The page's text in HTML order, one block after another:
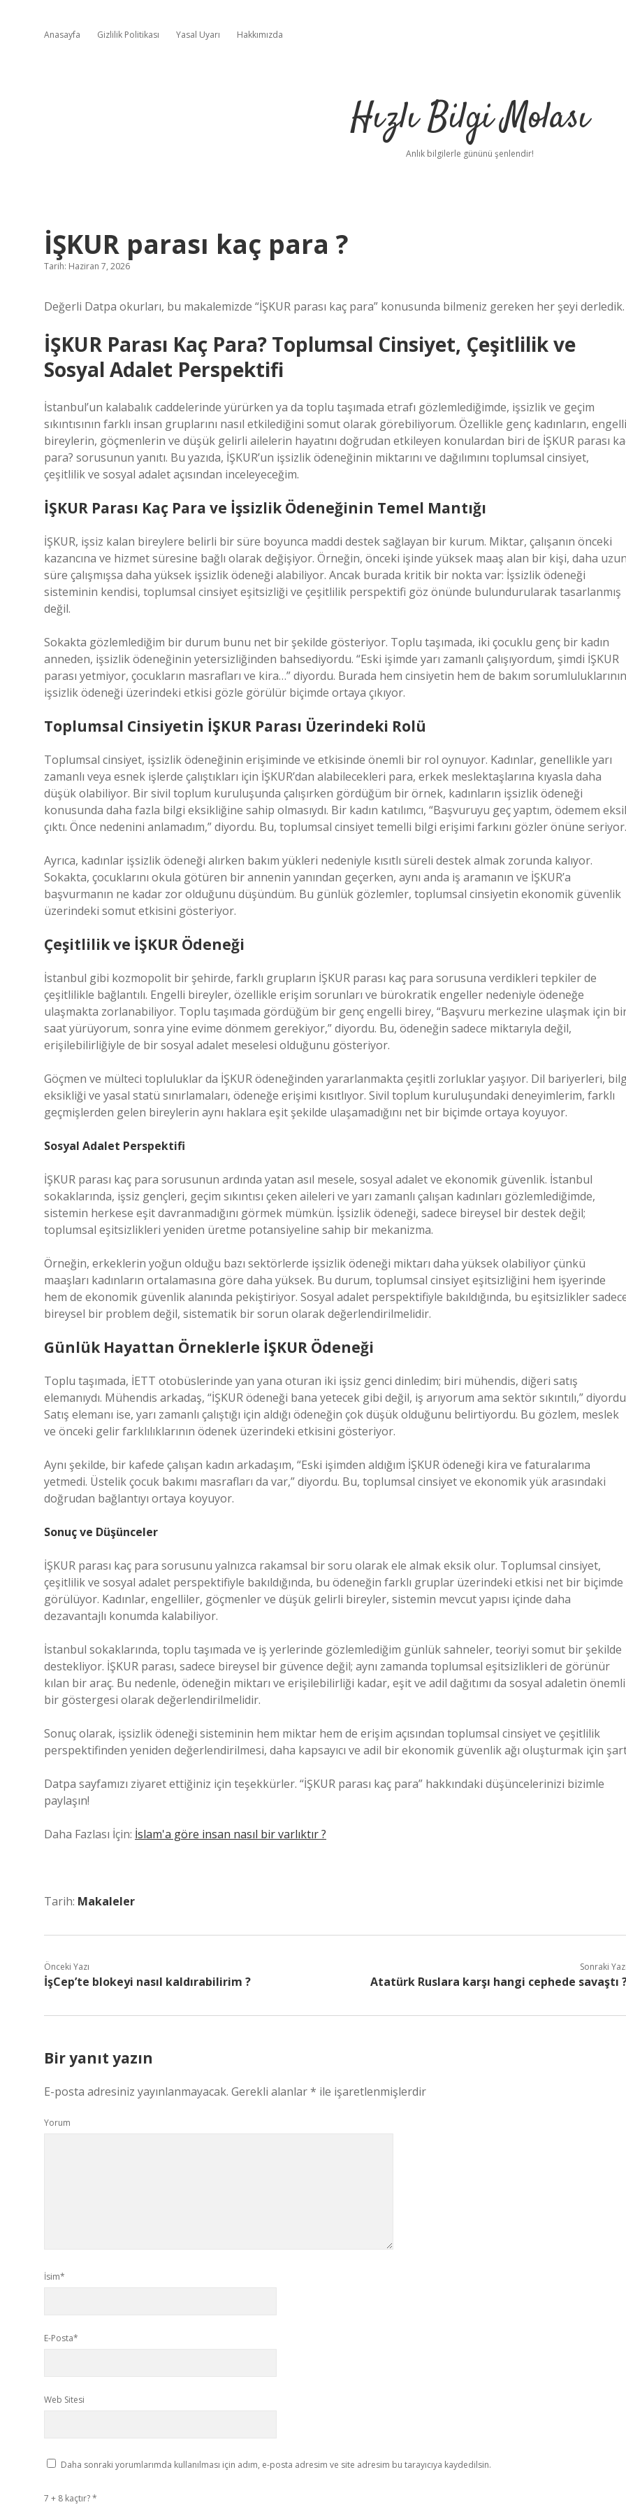
Anasayfa Gizlilik Politikası Yasal Uyarı Hakkımızda
Hızlı Bilgi Molası
Anlık bilgilerle gününü şenlendir!
İŞKUR parası kaç para ?
Tarih: Haziran 7, 2026
Değerli Datpa okurları, bu makalemizde “İŞKUR parası kaç para” konusunda bilmeniz gereken her şeyi derledik.
İŞKUR Parası Kaç Para? Toplumsal Cinsiyet, Çeşitlilik ve
Sosyal Adalet Perspektifi
İstanbul’un kalabalık caddelerinde yürürken ya da toplu taşımada etrafı gözlemlediğimde, işsizlik ve geçim
sıkıntısının farklı insan gruplarını nasıl etkilediğini somut olarak görebiliyorum. Özellikle genç kadınların, engelli
bireylerin, göçmenlerin ve düşük gelirli ailelerin hayatını doğrudan etkileyen konulardan biri de İŞKUR parası
para? sorusunun yanıtı. Bu yazıda, İŞKUR’un işsizlik ödeneğinin miktarını ve dağılımını toplumsal cinsiyet,
çeşitlilik ve sosyal adalet açısından inceleyeceğim.
İŞKUR Parası Kaç Para ve İşsizlik Ödeneğinin Temel Mantığı
İŞKUR, işsiz kalan bireylere belirli bir süre boyunca maddi destek sağlayan bir kurum. Miktar, çalışanın önceki
kazancına ve hizmet süresine bağlı olarak değişiyor. Örneğin, önceki işinde yüksek maaş alan bir kişi, daha
süre çalışmışsa daha yüksek işsizlik ödeneği alabiliyor. Ancak burada kritik bir nokta var: İşsizlik ödeneği
sisteminin kendisi, toplumsal cinsiyet eşitsizliği ve çeşitlilik perspektifi göz önünde bulundurularak tasarlanmış
değil.
Sokakta gözlemlediğim bir durum bunu net bir şekilde gösteriyor. Toplu taşımada, iki çocuklu genç bir kadın
anneden, işsizlik ödeneğinin yetersizliğinden bahsediyordu. “Eski işimde yarı zamanlı çalışıyordum, şimdi İŞKUR
parası yetmiyor, çocukların masrafları ve kira…” diyordu. Burada hem cinsiyetin hem de bakım sorumluluklarının
işsizlik ödeneği üzerindeki etkisi gözle görülür biçimde ortaya çıkıyor.
Toplumsal Cinsiyetin İŞKUR Parası Üzerindeki Rolü
Toplumsal cinsiyet, işsizlik ödeneğinin erişiminde ve etkisinde önemli bir rol oynuyor. Kadınlar, genellikle yarı
zamanlı veya esnek işlerde çalıştıkları için İŞKUR’dan alabilecekleri para, erkek meslektaşlarına kıyasla daha
düşük olabiliyor. Bir sivil toplum kuruluşunda çalışırken gördüğüm bir örnek, kadınların işsizlik ödeneği
konusunda daha fazla bilgi eksikliğine sahip olmasıydı. Bir kadın katılımcı, “Başvuruyu geç yaptım, ödemem
çıktı. Önce nedenini anlamadım,” diyordu. Bu, toplumsal cinsiyet temelli bilgi erişimi farkını gözler önüne seriyor.
Ayrıca, kadınlar işsizlik ödeneği alırken bakım yükleri nedeniyle kısıtlı süreli destek almak zorunda kalıyor.
Sokakta, çocuklarını okula götüren bir annenin yanından geçerken, aynı anda iş aramanın ve İŞKUR’a
başvurmanın ne kadar zor olduğunu düşündüm. Bu günlük gözlemler, toplumsal cinsiyetin ekonomik güvenlik
üzerindeki somut etkisini gösteriyor.
Çeşitlilik ve İŞKUR Ödeneği
İstanbul gibi kozmopolit bir şehirde, farklı grupların İŞKUR parası kaç para sorusuna verdikleri tepkiler de
çeşitlilikle bağlantılı. Engelli bireyler, özellikle erişim sorunları ve bürokratik engeller nedeniyle ödeneğe
ulaşmakta zorlanabiliyor. Toplu taşımada gördüğüm bir genç engelli birey, “Başvuru merkezine ulaşmak için
saat yürüyorum, sonra yine evime dönmem gerekiyor,” diyordu. Bu, ödeneğin sadece miktarıyla değil,
erişilebilirliğiyle de bir sosyal adalet meselesi olduğunu gösteriyor.
Göçmen ve mülteci topluluklar da İŞKUR ödeneğinden yararlanmakta çeşitli zorluklar yaşıyor. Dil bariyerleri,
eksikliği ve yasal statü sınırlamaları, ödeneğe erişimi kısıtlıyor. Sivil toplum kuruluşundaki deneyimlerim, farklı
geçmişlerden gelen bireylerin aynı haklara eşit şekilde ulaşamadığını net bir biçimde ortaya koyuyor.
Sosyal Adalet Perspektifi
İŞKUR parası kaç para sorusunun ardında yatan asıl mesele, sosyal adalet ve ekonomik güvenlik. İstanbul
sokaklarında, işsiz gençleri, geçim sıkıntısı çeken aileleri ve yarı zamanlı çalışan kadınları gözlemlediğimde,
sistemin herkese eşit davranmadığını görmek mümkün. İşsizlik ödeneği, sadece bireysel bir destek değil;
toplumsal eşitsizlikleri yeniden üretme potansiyeline sahip bir mekanizma.
Örneğin, erkeklerin yoğun olduğu bazı sektörlerde işsizlik ödeneği miktarı daha yüksek olabiliyor çünkü
maaşları kadınların ortalamasına göre daha yüksek. Bu durum, toplumsal cinsiyet eşitsizliğini hem işyerinde
hem de ekonomik güvenlik alanında pekiştiriyor. Sosyal adalet perspektifiyle bakıldığında, bu eşitsizlikler
bireysel bir problem değil, sistematik bir sorun olarak değerlendirilmelidir.
Günlük Hayattan Örneklerle İŞKUR Ödeneği
Toplu taşımada, İETT otobüslerinde yan yana oturan iki işsiz genci dinledim; biri mühendis, diğeri satış
elemanıydı. Mühendis arkadaş, “İŞKUR ödeneği bana yetecek gibi değil, iş arıyorum ama sektör sıkıntılı,”
Satış elemanı ise, yarı zamanlı çalıştığı için aldığı ödeneğin çok düşük olduğunu belirtiyordu. Bu gözlem, meslek
ve önceki gelir farklılıklarının ödenek üzerindeki etkisini gösteriyor.
Aynı şekilde, bir kafede çalışan kadın arkadaşım, “Eski işimden aldığım İŞKUR ödeneği kira ve faturalarıma
yetmedi. Üstelik çocuk bakımı masrafları da var,” diyordu. Bu, toplumsal cinsiyet ve ekonomik yük arasındaki
doğrudan bağlantıyı ortaya koyuyor.
Sonuç ve Düşünceler
İŞKUR parası kaç para sorusunu yalnızca rakamsal bir soru olarak ele almak eksik olur. Toplumsal cinsiyet,
çeşitlilik ve sosyal adalet perspektifiyle bakıldığında, bu ödeneğin farklı gruplar üzerindeki etkisi net bir biçimde
görülüyor. Kadınlar, engelliler, göçmenler ve düşük gelirli bireyler, sistemin mevcut yapısı içinde daha
dezavantajlı konumda kalabiliyor.
İstanbul sokaklarında, toplu taşımada ve iş yerlerinde gözlemlediğim günlük sahneler, teoriyi somut bir şekilde
destekliyor. İŞKUR parası, sadece bireysel bir güvence değil; aynı zamanda toplumsal eşitsizlikleri de görünür
kılan bir araç. Bu nedenle, ödeneğin miktarı ve erişilebilirliği kadar, eşit ve adil dağıtımı da sosyal adaletin önemli
bir göstergesi olarak değerlendirilmelidir.
Sonuç olarak, işsizlik ödeneği sisteminin hem miktar hem de erişim açısından toplumsal cinsiyet ve çeşitlilik
perspektifinden yeniden değerlendirilmesi, daha kapsayıcı ve adil bir ekonomik güvenlik ağı oluşturmak için
Datpa sayfamızı ziyaret ettiğiniz için teşekkürler. “İŞKUR parası kaç para” hakkındaki düşüncelerinizi bizimle
paylaşın!
Daha Fazlası İçin: İslam'a göre insan nasıl bir varlıktır ?
Tarih: Makaleler
Önceki Yazı
İşCep’te blokeyi nasıl kaldırabilirim ?
Sonraki
Atatürk Ruslara karşı hangi cephede savaştı
Bir yanıt yazın
E-posta adresiniz yayınlanmayacak. Gerekli alanlar* ile işaretlenmişlerdir
Yorum
İsim*
E-Posta*
Web Sitesi
Daha sonraki yorumlarımda kullanılması için adım, e-posta adresim ve site adresim bu tarayıcıya kaydedilsin.
7 + 8 kaçtır?*